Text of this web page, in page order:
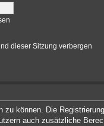
dieser Sitzung verbergen
können. Die
auch zusätzliche